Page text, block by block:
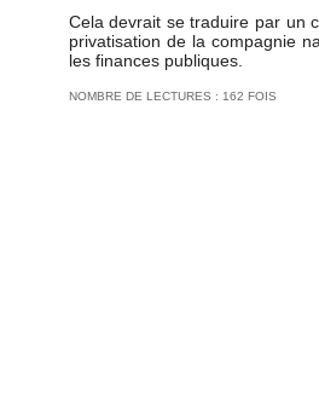
Cela devrait se traduire par un
privatisation de la compagnie
les finances publiques.
NOMBRE DE LECTURES : 162 FOIS